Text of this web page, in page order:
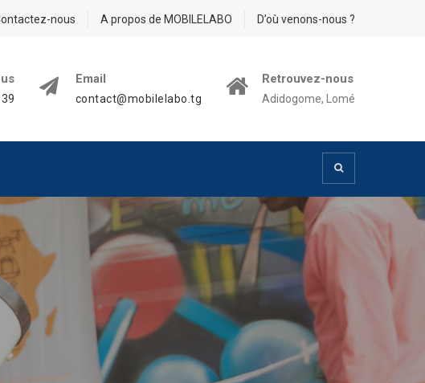
nous A propos de MOBILELABO D’où venons-nous ?
Email
contact@mobilelabo.tg
Retrouvez-nous
Adidogome, Lomé